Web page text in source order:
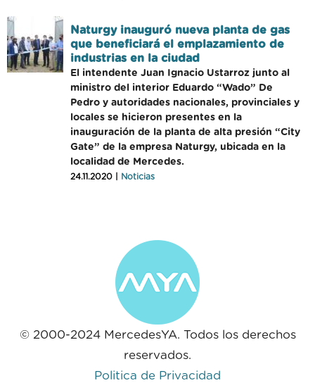
Naturgy inauguró nueva planta de gas
que beneficiará el emplazamiento de
industrias en la ciudad
El intendente Juan Ignacio Ustarroz junto al
ministro del interior Eduardo “Wado” De
Pedro y autoridades nacionales, provinciales y
locales se hicieron presentes en la
inauguración de la planta de alta presión “City
Gate” de la empresa Naturgy, ubicada en la
localidad de Mercedes.
24.11.2020 | Noticias
© 2000-2024 MercedesYA. Todos los derechos
reservados.
Politica de Privacidad